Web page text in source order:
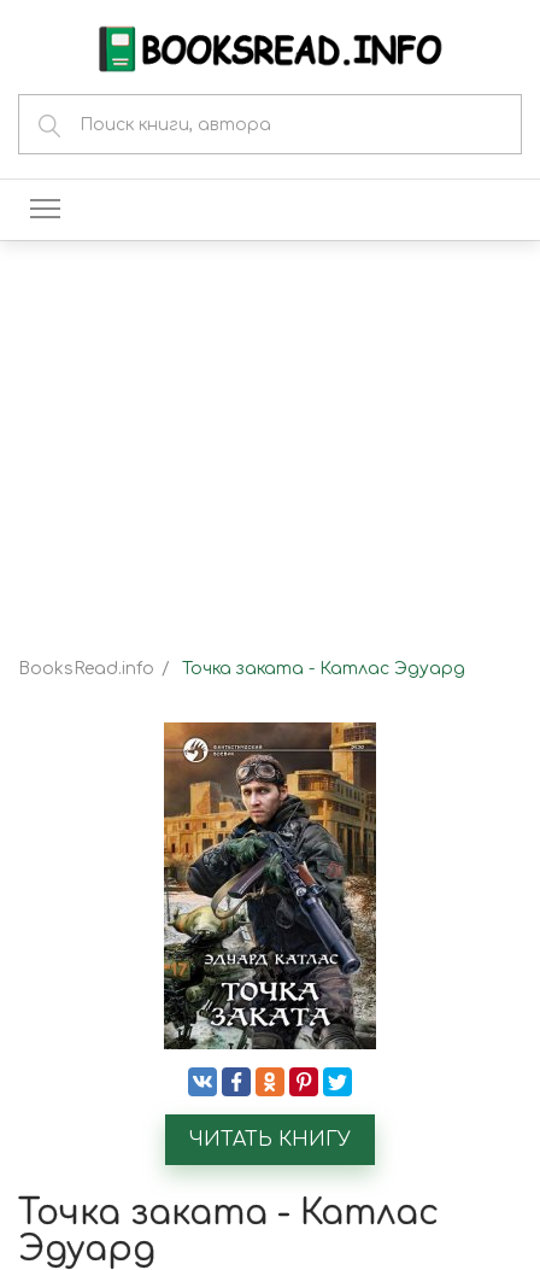
BooksRead.info Точка заката - Катлас Эдуард
ЧИТАТЬ КНИГУ
Точка заката - Катлас
Эдуард